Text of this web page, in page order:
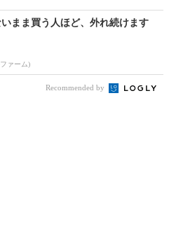
まま買う人ほど、外れ続けます
ァーム)
Recommended by